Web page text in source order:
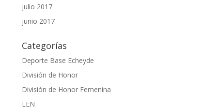
julio 2017
junio 2017
Categorías
Deporte Base Echeyde
División de Honor
División de Honor Femenina
LEN